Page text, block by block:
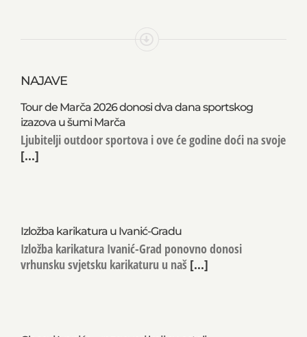
NAJAVE
Tour de Marča 2026 donosi dva dana sportskog
izazova u šumi Marča
Ljubitelji outdoor sportova i ove će godine doći na svoje
[...]
Izložba karikatura u Ivanić-Gradu
Izložba karikatura Ivanić-Grad ponovno donosi
vrhunsku svjetsku karikaturu u naš [...]